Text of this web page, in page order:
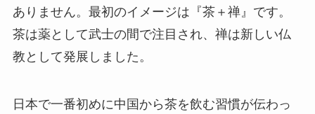
ありません。最初のイメージは『茶＋禅』です。
茶は薬として武士の間で注目され、禅は新しい仏
教として発展しました。
日本で一番初めに中国から茶を飲む習慣が伝わっ